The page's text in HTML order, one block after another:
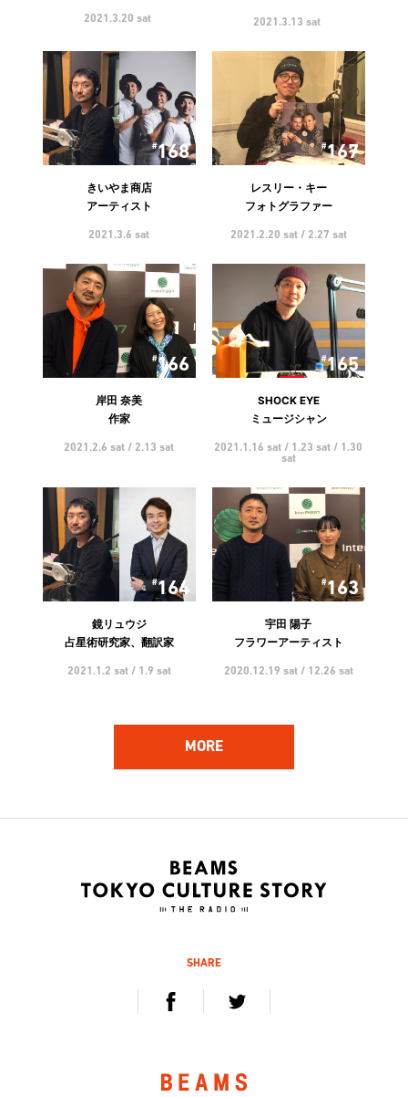
2021.3.20 sat 2021.3.13 sat
168
きいやま商店
アーティスト
2021.3.6 sat
167
レスリー・キー
フォトグラファー
2021.2.20 sat / 2.27 sat
166
岸田 奈美
作家
2021.2.6 sat / 2.13 sat
165
SHOCK EYE
ミュージシャン
2021.1.16 sat / 1.23 sat / 1.30
sat
164
鏡リュウジ
占星術研究家、翻訳家
2021.1.2 sat / 1.9 sat
163
宇田 陽子
フラワーアーティスト
2020.12.19 sat / 12.26 sat
2020.12.5 sat / 12.12 sat
2020.11.21 sat / 11.28 sat
キーボーディスト、プロデュ
デジタルハリウッド大学 学
MORE
SHARE